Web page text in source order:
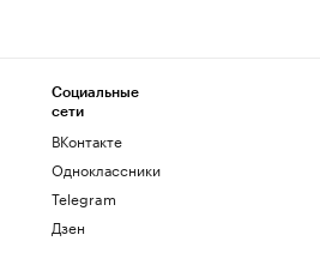
Социальные
сети
ВКонтакте
Одноклассники
Telegram
Дзен